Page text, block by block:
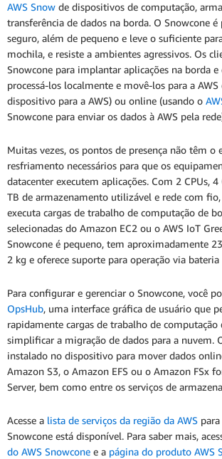
AWS Snow de dispositivos de computação,
transferência de dados na borda. O Snowcone
seguro, além de pequeno e leve o suficiente
mochila, e resiste a ambientes agressivos. Os
Snowcone para implantar aplicações na borda e
processá-los localmente e movê-los para a
dispositivo para a AWS) ou online (usando o
Snowcone para enviar os dados à AWS pela
Muitas vezes, os pontos de presença não têm o
resfriamento necessários para que os
datacenter executem aplicações. Com 2 CPUs,
TB de armazenamento utilizável e rede com
executa cargas de trabalho de computação de
selecionadas do Amazon EC2 ou o AWS IoT
Snowcone é pequeno, tem aproximadamente
2 kg e oferece suporte para operação via
Para configurar e gerenciar o Snowcone, você
OpsHub, uma interface gráfica de usuário que
rapidamente cargas de trabalho de computação
simplificar a migração de dados para a nuvem.
instalado no dispositivo para mover dados
Amazon S3, o Amazon EFS ou o Amazon FSx
Server, bem como entre os serviços de
Acesse a lista de serviços da região da AWS
Snowcone está disponível. Para saber mais,
do AWS Snowcone e a página do produto AWS